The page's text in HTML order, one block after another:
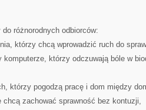
różnorodnych odbiorców:
którzy chcą wprowadzić ruch do
którzy odczuwają bóle w
którzy pogodzą pracę i dom między
zachować sprawność bez kontuzji,